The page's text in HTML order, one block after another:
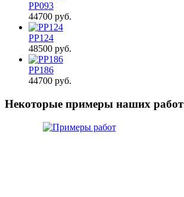
PP093
44700 руб.
PP124
48500 руб.
PP186
44700 руб.
Некоторые примеры наших работ